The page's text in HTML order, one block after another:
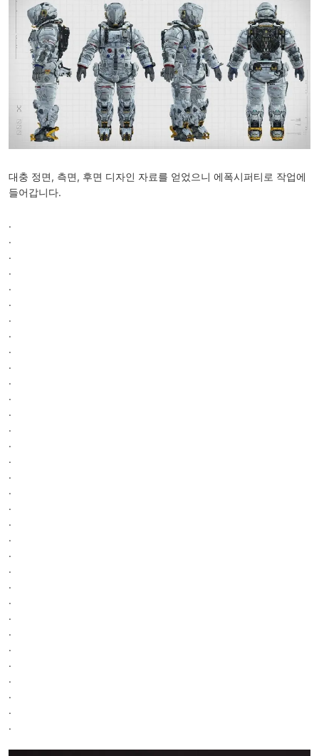
대충 정면, 측면, 후면 디자인 자료를 얻었으니 에폭시퍼티로 작업에
들어갑니다.
.
.
.
.
.
.
.
.
.
.
.
.
.
.
.
.
.
.
.
.
.
.
.
.
.
.
.
.
.
.
.
.
.